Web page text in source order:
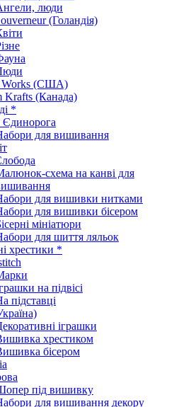
люди
(Голандія)
Works (США)
Krafts (Канада)
*
Єдинорога
для вишивання
схема на канві для
для вишивки нитками
для вишивки бісером
мініатюри
для шиття ляльок
хрестики *
на підвісі
підставці
іграшки
хрестиком
бісером
під вишивку
для вишивання декору